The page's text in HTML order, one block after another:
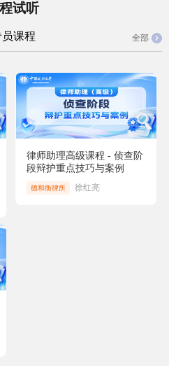
试听
课程 全部
律师助理高级课程 - 侦查阶
段辩护重点技巧与案例
德和衡律所 徐红亮